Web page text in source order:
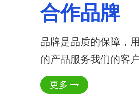
合作品牌
品牌是品质的保障，
的产品服务我们的客
更多